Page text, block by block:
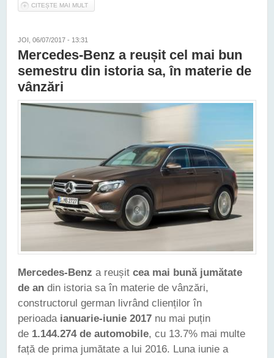
CITEȘTE MAI MULT
JOI, 06/07/2017 - 13:31
Mercedes-Benz a reușit cel mai bun
semestru din istoria sa, în materie de
vânzări
Mercedes-Benz a reușit cea mai bună jumătate
de an din istoria sa în materie de vânzări,
constructorul german livrând clienților în
perioada ianuarie-iunie 2017 nu mai puțin
de 1.144.274 de automobile, cu 13.7% mai multe
față de prima jumătate a lui 2016. Luna iunie a